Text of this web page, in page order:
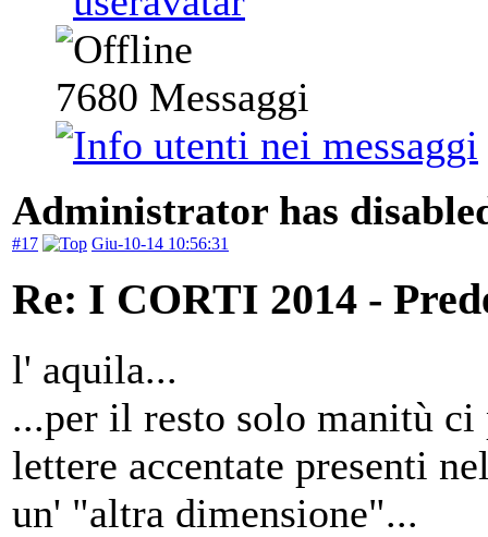
7680 Messaggi
Administrator has
#17 Giu-10-14 10:56:31
Re: I CORTI 2014 -
l' aquila...
...per il resto solo manitù ci
lettere accentate presenti
un' "altra dimensione"...